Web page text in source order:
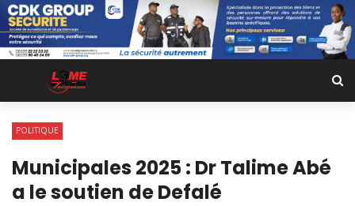
POLITIQUE
Municipales 2025 : Dr Talime Abé
a le soutien de Defalé